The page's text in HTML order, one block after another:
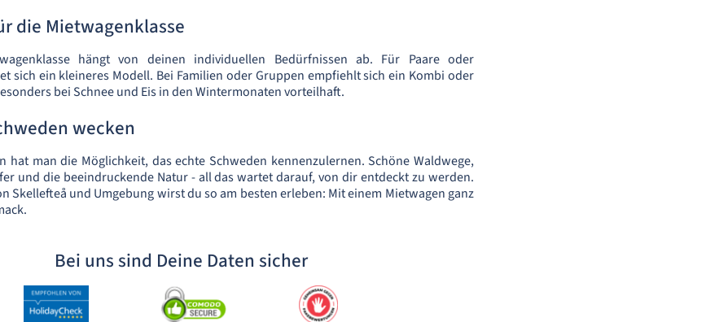
die Mietwagenklasse
hängt von deinen individuellen Bedürfnissen ab. Für Paare oder
sich ein kleineres Modell. Bei Familien oder Gruppen empfiehlt sich ein Kombi oder
bei Schnee und Eis in den Wintermonaten vorteilhaft.
wecken
hat man die Möglichkeit, das echte Schweden kennenzulernen. Schöne Waldwege,
und die beeindruckende Natur - all das wartet darauf, von dir entdeckt zu werden.
Skellefteå und Umgebung wirst du so am besten erleben: Mit einem Mietwagen ganz
Bei uns sind Deine Daten sicher